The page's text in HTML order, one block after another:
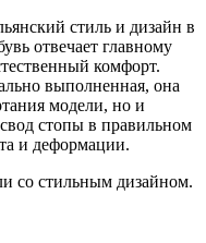
стиль и дизайн в
отвечает главному
комфорт.
выполненная, она
модели, но и
стопы в правильном
и деформации.
со стильным дизайном.